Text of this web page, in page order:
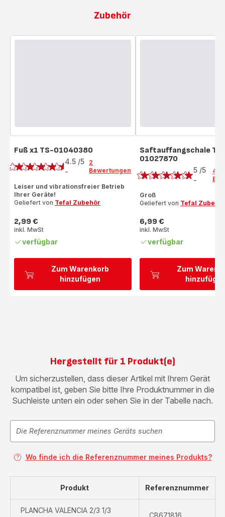
Zubehör
Zum Warenkorb
hinzufügen
Fuß x1 TS-01040380
Bewertung
4.5 /5
-
2
Bewertungen
Leiser und vibrationsfreier Betrieb
Ihrer Geräte!
Geliefert von Tefal Zubehör
Preis
2,99 €
inkl. MwSt
verfügbar
Zum
Saftauffangschale
01027870
Bewertung
mit
5
(Durchschnitt)
5 /5
-
4
Groß
Geliefert von Tefal
Preis
6,99 €
inkl. MwSt
verfügbar
Hergestellt für 1 Produkt(e)
Um sicherzustellen, dass dieser Artikel mit Ihrem Gerät
kompatibel ist, geben Sie bitte Ihre Produktnummer in die
Suchleiste unten ein oder sehen Sie in der Tabelle nach.
Wo finde ich die Referenznummer meines Produkts?
Produkt Referenznummer
PLANCHA VALENCIA 2/3 1/3
CB671816